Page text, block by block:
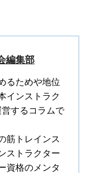
編集部
るためや地位
インストラク
するコラムで
筋トレインス
ストラクター
資格のメンタ